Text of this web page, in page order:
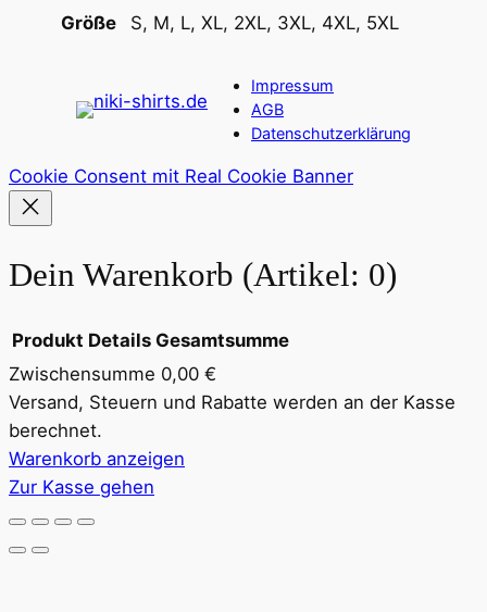
Größe S, M, L, XL, 2XL, 3XL, 4XL, 5XL
Impressum
AGB
Datenschutzerklärung
Cookie Consent mit Real Cookie Banner
Dein Warenkorb (Artikel: 0)
Produkte
im
Warenkorb
Produkt Details Gesamtsumme
Zwischensumme 0,00 €
Versand, Steuern und Rabatte werden an der Kasse
berechnet.
Warenkorb anzeigen
Zur Kasse gehen